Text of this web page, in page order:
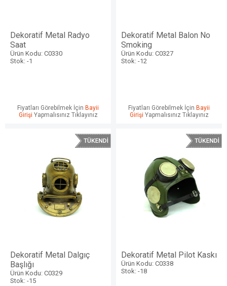
Dekoratif Metal Radyo
Saat
Ürün Kodu: C0330
Stok: -1
Fiyatları Görebilmek İçin Bayii
Girişi Yapmalısınız Tıklayınız
Dekoratif Metal Balon No
Smoking
Ürün Kodu: C0327
Stok: -12
Fiyatları Görebilmek İçin Bayii
Girişi Yapmalısınız Tıklayınız
Dekoratif Metal Dalgıç
Başlığı
Ürün Kodu: C0329
Stok: -15
Dekoratif Metal Pilot Kaskı
Ürün Kodu: C0338
Stok: -18